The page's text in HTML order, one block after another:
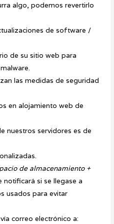
algo, podemos revertirlo
de software /
de su sitio web para
las medidas de seguridad
en alojamiento web de
nuestros servidores es de
de almacenamiento +
notificará si se llegase a
usados para evitar
correo electrónico a: